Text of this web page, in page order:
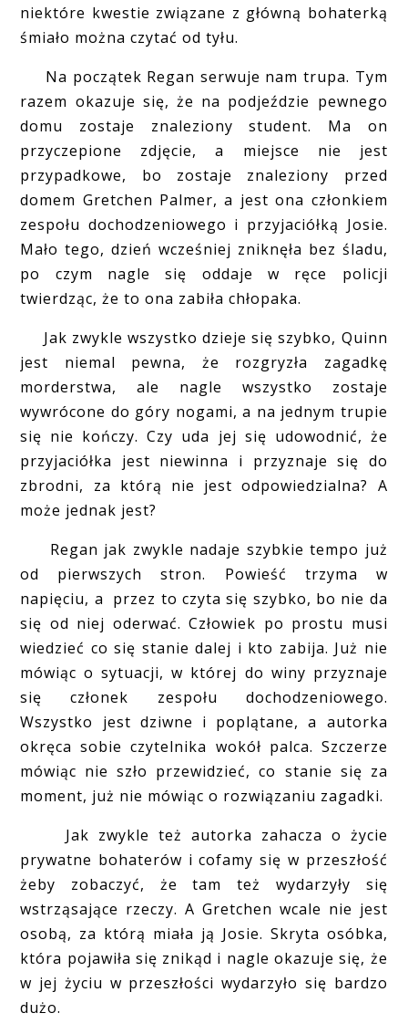
niektóre kwestie związane z główną bohaterką
śmiało można czytać od tyłu.
Na początek Regan serwuje nam trupa. Tym
razem okazuje się, że na podjeździe pewnego
domu zostaje znaleziony student. Ma on
przyczepione zdjęcie, a miejsce nie jest
przypadkowe, bo zostaje znaleziony przed
domem Gretchen Palmer, a jest ona członkiem
zespołu dochodzeniowego i przyjaciółką Josie.
Mało tego, dzień wcześniej zniknęła bez śladu,
po czym nagle się oddaje w ręce policji
twierdząc, że to ona zabiła chłopaka.
Jak zwykle wszystko dzieje się szybko, Quinn
jest niemal pewna, że rozgryzła zagadkę
morderstwa, ale nagle wszystko zostaje
wywrócone do góry nogami, a na jednym trupie
się nie kończy. Czy uda jej się udowodnić, że
przyjaciółka jest niewinna i przyznaje się do
zbrodni, za którą nie jest odpowiedzialna? A
może jednak jest?
Regan jak zwykle nadaje szybkie tempo już
od pierwszych stron. Powieść trzyma w
napięciu, a przez to czyta się szybko, bo nie da
się od niej oderwać. Człowiek po prostu musi
wiedzieć co się stanie dalej i kto zabija. Już nie
mówiąc o sytuacji, w której do winy przyznaje
się członek zespołu dochodzeniowego.
Wszystko jest dziwne i poplątane, a autorka
okręca sobie czytelnika wokół palca. Szczerze
mówiąc nie szło przewidzieć, co stanie się za
moment, już nie mówiąc o rozwiązaniu zagadki.
Jak zwykle też autorka zahacza o życie
prywatne bohaterów i cofamy się w przeszłość
żeby zobaczyć, że tam też wydarzyły się
wstrząsające rzeczy. A Gretchen wcale nie jest
osobą, za którą miała ją Josie. Skryta osóbka,
która pojawiła się znikąd i nagle okazuje się, że
w jej życiu w przeszłości wydarzyło się bardzo
dużo.